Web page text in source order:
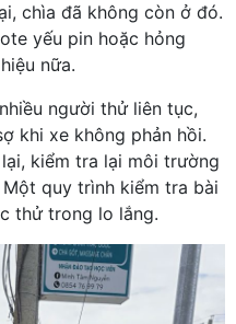
chìa đã không còn ở đó.
yếu pin hoặc hỏng
nữa.
người thử liên tục,
khi xe không phản hồi.
kiểm tra lại môi trường
quy trình kiểm tra bài
thử trong lo lắng.